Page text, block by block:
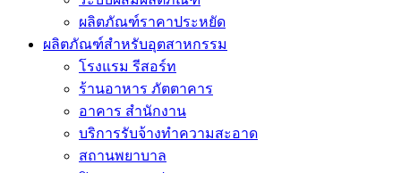
ผลิตภัณฑ์ราคาประหยัด
ผลิตภัณฑ์สำหรับอุตสาหกรรม
โรงแรม รีสอร์ท
ร้านอาหาร ภัตตาคาร
อาคาร สำนักงาน
บริการรับจ้างทำความสะอาด
สถานพยาบาล